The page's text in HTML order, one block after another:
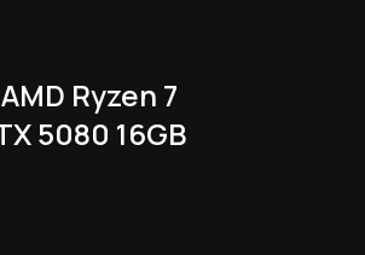
Ryzen 7
5080 16GB